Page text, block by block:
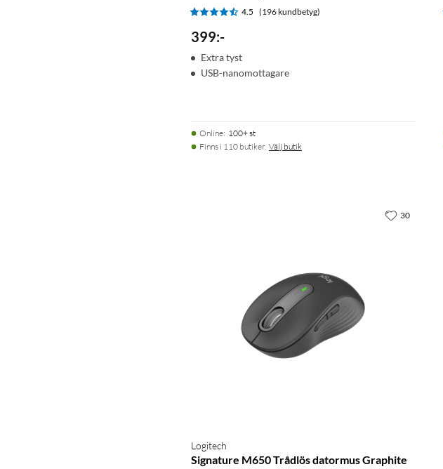
4.5 (196 kundbetyg)
399:-
Extra tyst
USB-nanomottagare
Online: 100+ st
Finns i 110 butiker. Välj butik
Logitech
Signature M650 Trådlös datormus Graphite
30